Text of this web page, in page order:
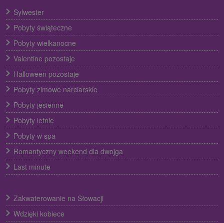
Sylwester
Pobyty świąteczne
Pobyty wielkanocne
Valentine pozostaje
Halloween pozostaje
Pobyty zimowe narciarskie
Pobyty jesienne
Pobyty letnie
Pobyty w spa
Romantyczny weekend dla dwojga
Last minute
Zakwaterowanie na Słowacji
Wdzięki kobiece